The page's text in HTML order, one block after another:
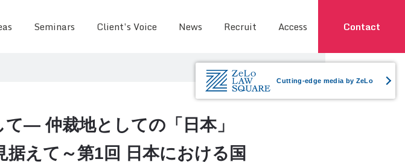
Seminars Client’s Voice News Recruit Access Contact
Cutting-edge media by ZeLo
― 仲裁地としての「日本」
えて～第1回 日本における国